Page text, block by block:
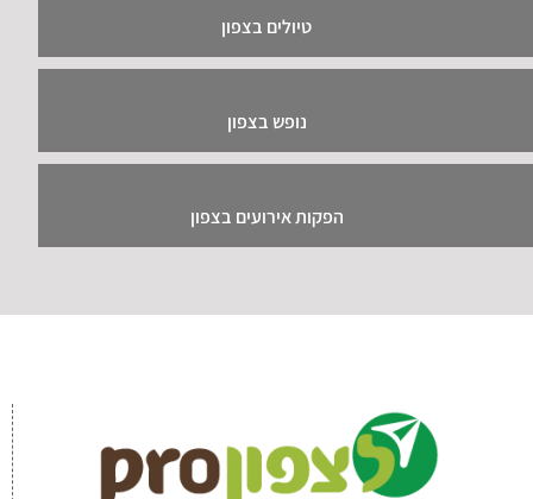
טיולים בצפון
נופש בצפון
הפקות אירועים בצפון